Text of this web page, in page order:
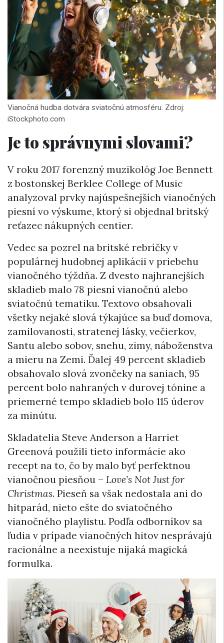
Vianočná hudba dotvára sviatočnú atmosféru. Zdroj:
iStockphoto.com
Je to správnymi slovami?
V roku 2017 forenzný muzikológ Joe Bennett
z bostonskej Berklee College of Music
analyzoval prvky najúspešnejších vianočných
piesní vo výskume, ktorý si objednal britský
reťazec nákupných centier.
Vedec sa pozrel na britské rebríčky v
populárnej hudobnej aplikácii v priebehu
vianočného týždňa. Z dvesto najhranejších
skladieb malo 78 piesní vianočnú alebo
sviatočnú tematiku. Textovo obsahovali
všetky nejaké slová týkajúce sa buď domova,
zamilovanosti, stratenej lásky, večierkov,
Santu alebo sobov, snehu, zimy, náboženstva
a mieru na Zemi. Ďalej 49 percent skladieb
obsahovalo slová zvončeky na saniach, 95
percent bolo nahraných v durovej tónine a
priemerné tempo skladieb bolo 115 úderov
za minútu.
Skladatelia Steve Anderson a Harriet
Greenová použili tieto informácie ako
recept na to, čo by malo byť perfektnou
vianočnou piesňou – Love’s Not Just for
Christmas. Pieseň sa však nedostala ani do
hitparád, nieto ešte do sviatočného
vianočného playlistu. Podľa odborníkov sa
ľudia v prípade vianočných hitov nesprávajú
racionálne a neexistuje nijaká magická
formulka.